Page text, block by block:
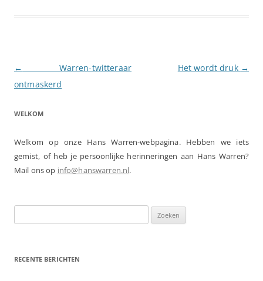
Berichtnavigatie
←
Warren-twitteraar
ontmaskerd
Het wordt druk →
WELKOM
Welkom op onze Hans Warren-webpagina. Hebben we iets
gemist, of heb je persoonlijke herinneringen aan Hans Warren?
Mail ons op info@hanswarren.nl.
naar:
RECENTE BERICHTEN